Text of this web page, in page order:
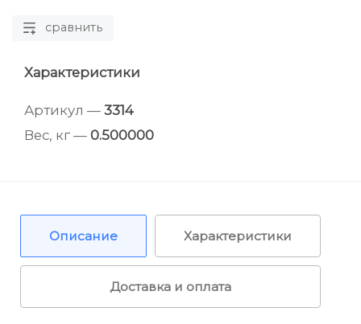
сравнить
Характеристики
Артикул — 3314
Вес, кг — 0.500000
Описание Характеристики
Доставка и оплата